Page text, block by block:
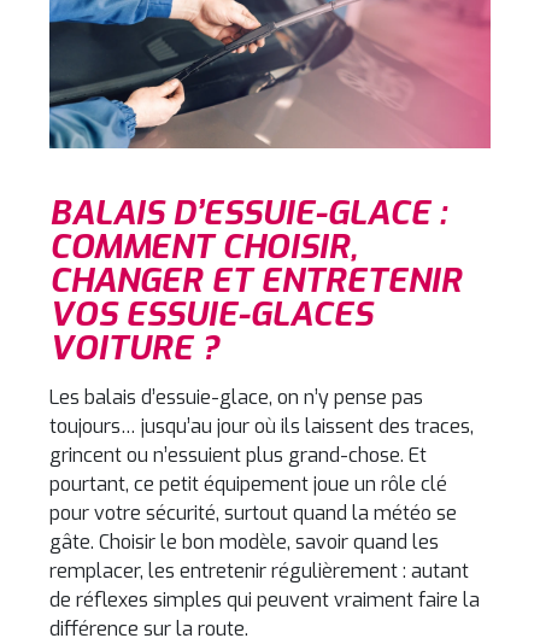
BALAIS D’ESSUIE-GLACE :
COMMENT CHOISIR,
CHANGER ET ENTRETENIR
VOS ESSUIE-GLACES
VOITURE ?
Les balais d’essuie-glace, on n’y pense pas
toujours… jusqu’au jour où ils laissent des traces,
grincent ou n’essuient plus grand-chose. Et
pourtant, ce petit équipement joue un rôle clé
pour votre sécurité, surtout quand la météo se
gâte. Choisir le bon modèle, savoir quand les
remplacer, les entretenir régulièrement : autant
de réflexes simples qui peuvent vraiment faire la
différence sur la route.